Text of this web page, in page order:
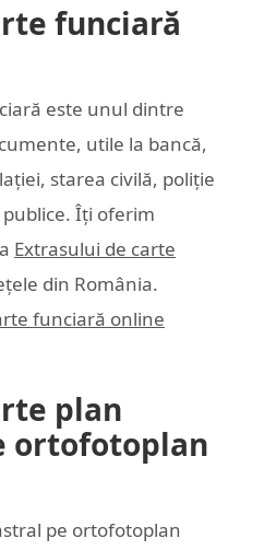
funciară
este unul dintre
utile la bancă,
starea civilă, poliție
Îți oferim
Extrasului de carte
din România.
funciară online
plan
ortofotoplan
pe ortofotoplan